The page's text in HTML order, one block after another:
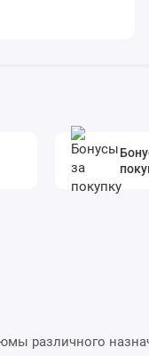
различного